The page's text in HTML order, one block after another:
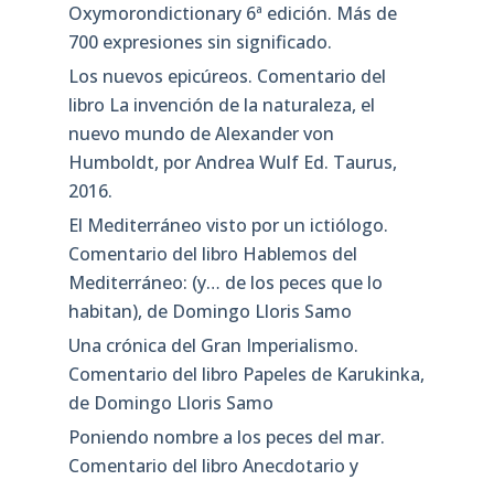
Oxymorondictionary 6ª edición. Más de
700 expresiones sin significado.
Los nuevos epicúreos. Comentario del
libro La invención de la naturaleza, el
nuevo mundo de Alexander von
Humboldt, por Andrea Wulf Ed. Taurus,
2016.
El Mediterráneo visto por un ictiólogo.
Comentario del libro Hablemos del
Mediterráneo: (y… de los peces que lo
habitan), de Domingo Lloris Samo
Una crónica del Gran Imperialismo.
Comentario del libro Papeles de Karukinka,
de Domingo Lloris Samo
Poniendo nombre a los peces del mar.
Comentario del libro Anecdotario y